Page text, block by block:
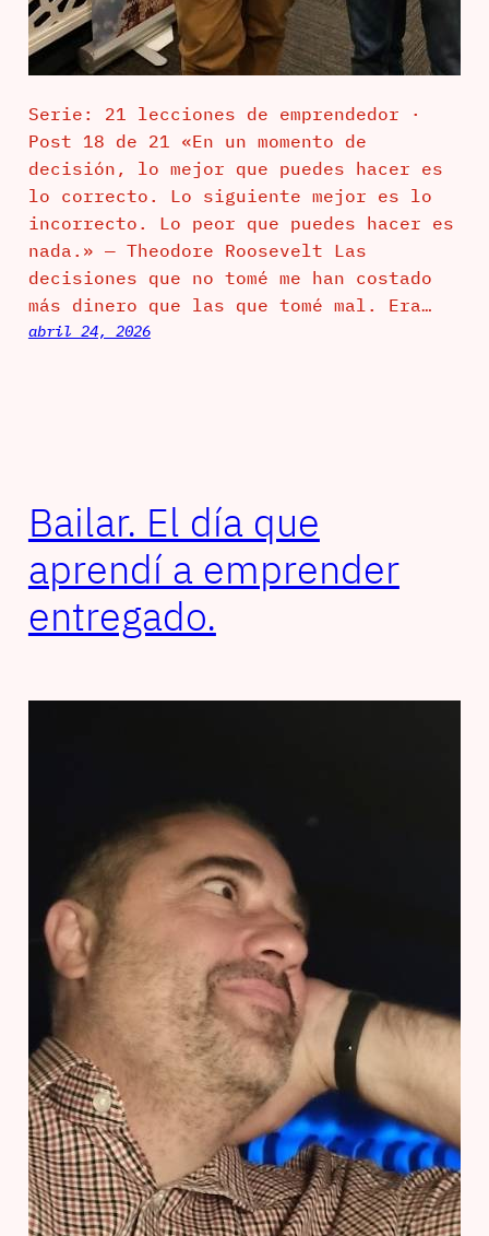
Serie: 21 lecciones de emprendedor ·
Post 18 de 21 «En un momento de
decisión, lo mejor que puedes hacer es
lo correcto. Lo siguiente mejor es lo
incorrecto. Lo peor que puedes hacer es
nada.» — Theodore Roosevelt Las
decisiones que no tomé me han costado
más dinero que las que tomé mal. Era…
abril 24, 2026
Bailar. El día que
aprendí a emprender
entregado.